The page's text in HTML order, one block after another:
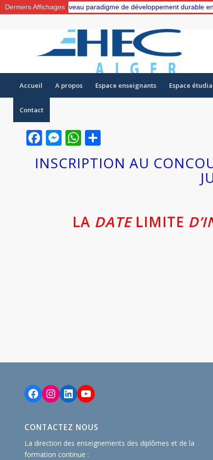
Derniers Affichages
“Vers un nouveau paradigme de développement durable en
Accueil A propos Espace enseignants Espace
Contact
Facebook
Messenger
WhatsApp
INSCRIPTION AU
LA DATELIMITE
Facebook
Instagram
LinkedIn
YouTube
CONTACTEZ NOUS
La direction des enseignements des diplômes et de la
formation continue :